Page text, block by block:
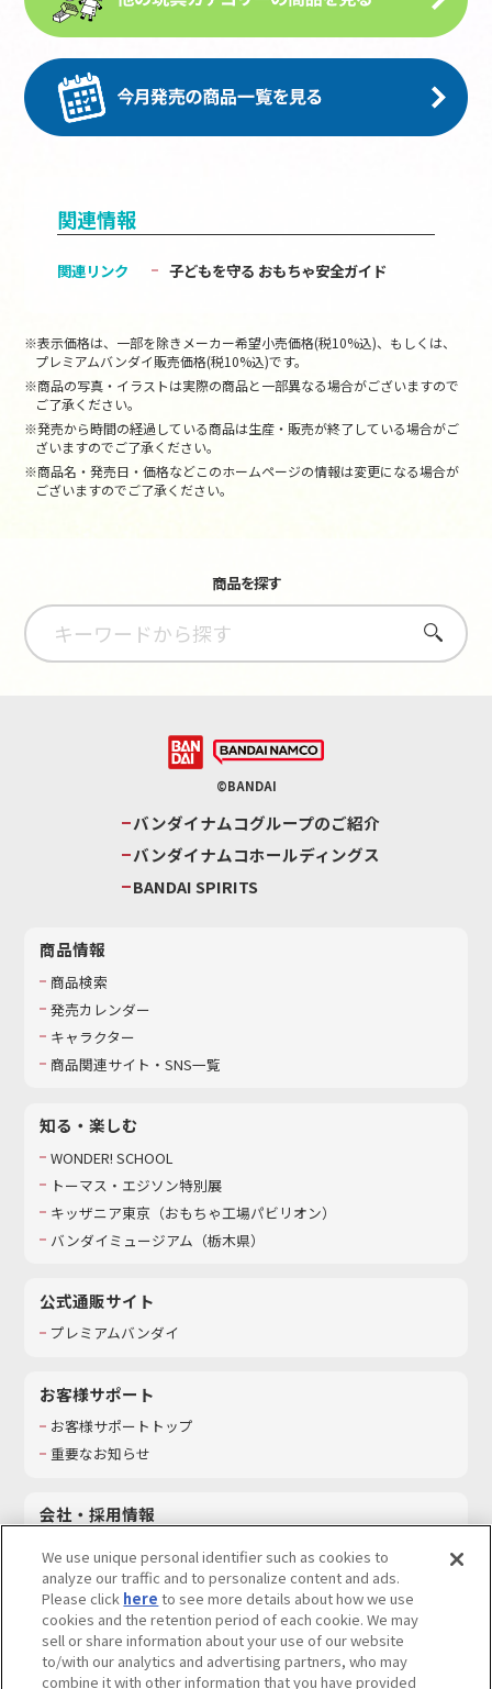
関連情報
関連リンク 子どもを守る おもちゃ安全ガイド
※表示価格は、一部を除きメーカー希望小売価格(税10%込)、もしくは、
プレミアムバンダイ販売価格(税10%込)です。
※商品の写真・イラストは実際の商品と一部異なる場合がございますので
ご了承ください。
※発売から時間の経過している商品は生産・販売が終了している場合がご
ざいますのでご了承ください。
※商品名・発売日・価格などこのホームページの情報は変更になる場合が
ございますのでご了承ください。
商品を探す
さがす
©BANDAI
バンダイナムコグループのご紹介
バンダイナムコホールディングス
BANDAI SPIRITS
商品情報
商品検索
発売カレンダー
キャラクター
商品関連サイト・SNS一覧
知る・楽しむ
WONDER! SCHOOL
トーマス・エジソン特別展
キッザニア東京（おもちゃ工場パビリオン）​
バンダイミュージアム（栃木県）
公式通販サイト
プレミアムバンダイ
お客様サポート
お客様サポートトップ
重要なお知らせ
会社・採用情報
採用情報
サステナビリティ
お問い合わせ
We use unique personal identifier such as cookies to
analyze our traffic and to personalize content and ads.
Please click here to see more details about how we use
cookies and the retention period of each cookie. We may
sell or share information about your use of our website
to/with our analytics and advertising partners, who may
combine it with other information that you have provided